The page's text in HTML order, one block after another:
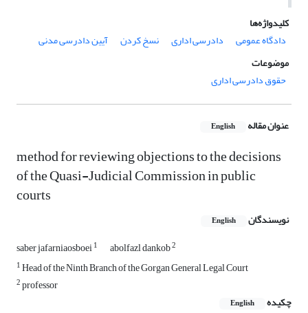
کلیدواژه‌ها
دادگاه عمومی
دادرسی اداری نسخ کردن
آیین دادرسی مدنی
موضوعات
حقوق دادرسی اداری
عنوان مقاله English
method for reviewing objections to the decisions
of the Quasi-Judicial Commission in public
courts
نویسندگان English
saber jafarniaosboei1 abolfazl dankob2
1Head of the Ninth Branch of the Gorgan General Legal Court
2professor
چکیده
English